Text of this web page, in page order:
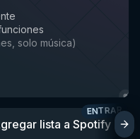
solo música)
lista a Spotify
ENTRAR